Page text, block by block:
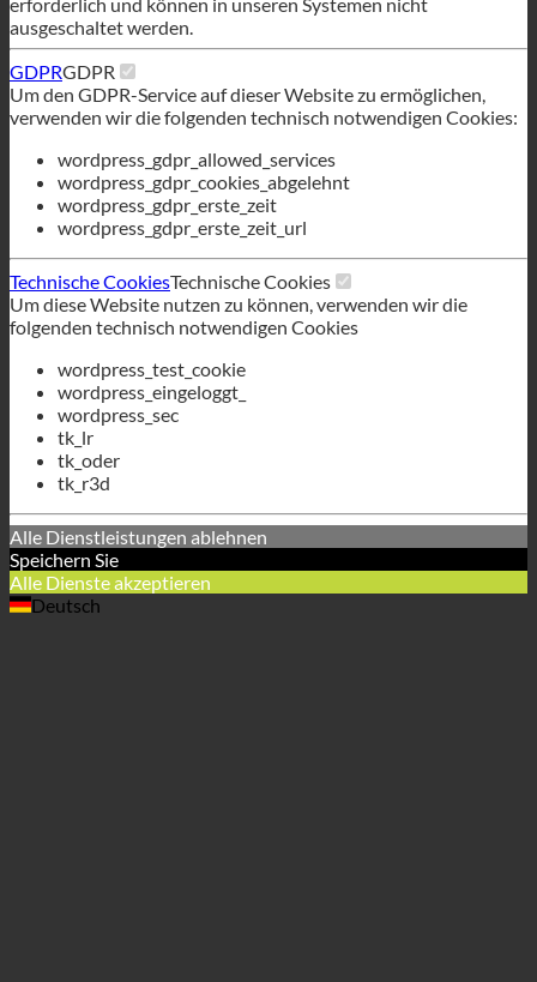
DatenschutzbestimmungenCookie-Richtlinie
Diese Cookies sind für das Funktionieren der Website
erforderlich und können in unseren Systemen nicht
ausgeschaltet werden.
GDPRGDPR
verwenden wir die folgenden technisch notwendigen Cookies:
wordpress_gdpr_allowed_services
wordpress_gdpr_cookies_abgelehnt
wordpress_gdpr_erste_zeit
wordpress_gdpr_erste_zeit_url
Technische CookiesTechnische Cookies
folgenden technisch notwendigen Cookies
wordpress_test_cookie
wordpress_eingeloggt_
wordpress_sec
tk_lr
tk_oder
tk_r3d
Alle Dienstleistungen ablehnen
Speichern Sie